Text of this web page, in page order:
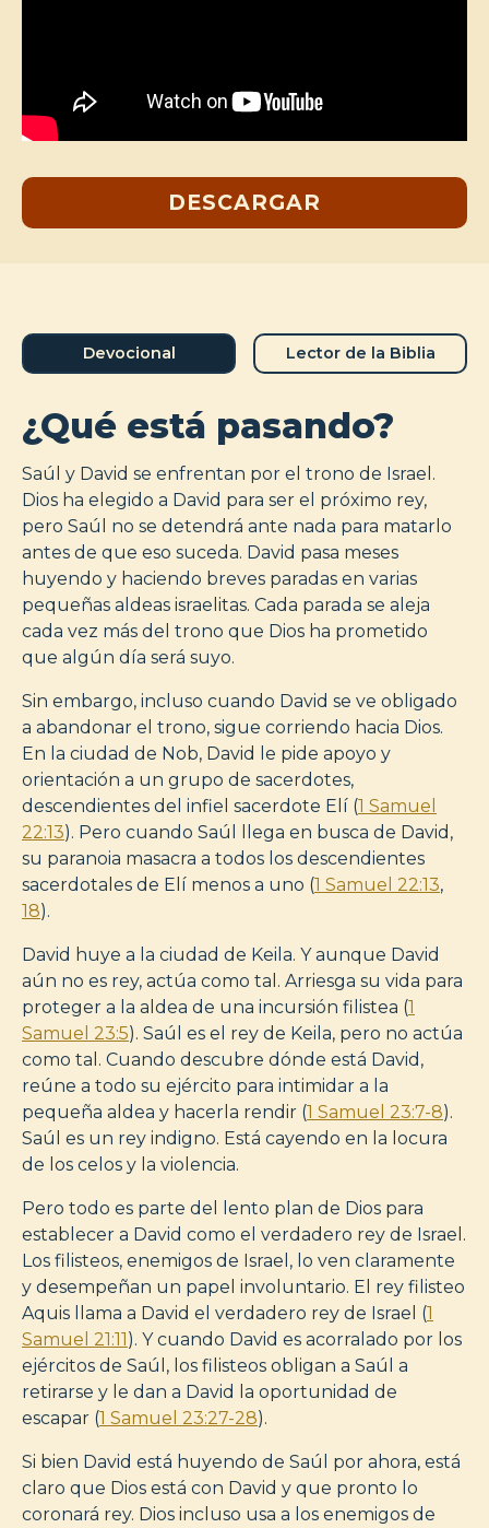
DESCARGAR
Devocional Lector de la Biblia
¿Qué está pasando?
Saúl y David se enfrentan por el trono de Israel.
Dios ha elegido a David para ser el próximo rey,
pero Saúl no se detendrá ante nada para matarlo
antes de que eso suceda. David pasa meses
huyendo y haciendo breves paradas en varias
pequeñas aldeas israelitas. Cada parada se aleja
cada vez más del trono que Dios ha prometido
que algún día será suyo.
Sin embargo, incluso cuando David se ve obligado
a abandonar el trono, sigue corriendo hacia Dios.
En la ciudad de Nob, David le pide apoyo y
orientación a un grupo de sacerdotes,
descendientes del infiel sacerdote Elí (1 Samuel
22:13). Pero cuando Saúl llega en busca de David,
su paranoia masacra a todos los descendientes
sacerdotales de Elí menos a uno (1 Samuel 22:13,
18).
David huye a la ciudad de Keila. Y aunque David
aún no es rey, actúa como tal. Arriesga su vida para
proteger a la aldea de una incursión filistea (1
Samuel 23:5). Saúl es el rey de Keila, pero no actúa
como tal. Cuando descubre dónde está David,
reúne a todo su ejército para intimidar a la
pequeña aldea y hacerla rendir (1 Samuel 23:7-8).
Saúl es un rey indigno. Está cayendo en la locura
de los celos y la violencia.
Pero todo es parte del lento plan de Dios para
establecer a David como el verdadero rey de Israel.
Los filisteos, enemigos de Israel, lo ven claramente
y desempeñan un papel involuntario. El rey filisteo
Aquis llama a David el verdadero rey de Israel (1
Samuel 21:11). Y cuando David es acorralado por los
ejércitos de Saúl, los filisteos obligan a Saúl a
retirarse y le dan a David la oportunidad de
escapar (1 Samuel 23:27-28).
Si bien David está huyendo de Saúl por ahora, está
claro que Dios está con David y que pronto lo
coronará rey. Dios incluso usa a los enemigos de